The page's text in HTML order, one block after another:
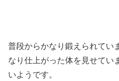
普段からかなり鍛えられてい
なり仕上がった体を見せてい
いようです。